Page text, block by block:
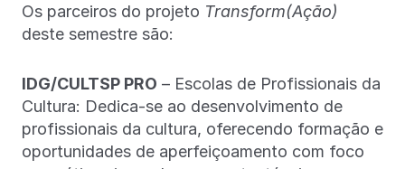
Os parceiros do projeto Transform(Ação)
deste semestre são:
IDG/CULTSP PRO – Escolas de Profissionais da
Cultura: Dedica-se ao desenvolvimento de
profissionais da cultura, oferecendo formação e
oportunidades de aperfeiçoamento com foco